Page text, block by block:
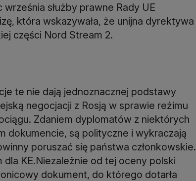
służby prawne Rady UE
która wskazywała, że unijna dyrektywa
części Nord Stream 2.
te nie dają jednoznacznej podstawy
negocjacji z Rosją w sprawie reżimu
Zdaniem dyplomatów z niektórych
dokumencie, są polityczne i wykraczają
poruszać się państwa członkowskie.
KE.Niezależnie od tej oceny polski
dokument, do którego dotarła